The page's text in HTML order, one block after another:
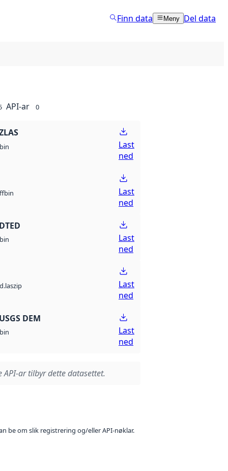
Finn data Meny Del data
API-ar 0
bin
Last
ned
bin
Last
ned
bin
Last
ned
Last
ned
DEM
bin
Last
ned
API-ar tilbyr dette datasettet.
be om slik registrering og/eller API-nøklar.